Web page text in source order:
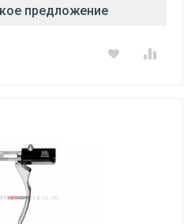
предложение